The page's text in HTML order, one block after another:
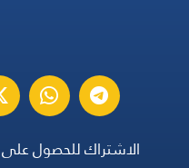
الاشتراك للحصول